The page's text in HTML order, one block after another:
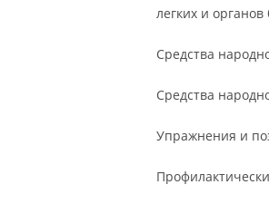
легких и
Средства
Средства
Упражнения и